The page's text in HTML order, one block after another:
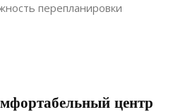
перепланировки
центр